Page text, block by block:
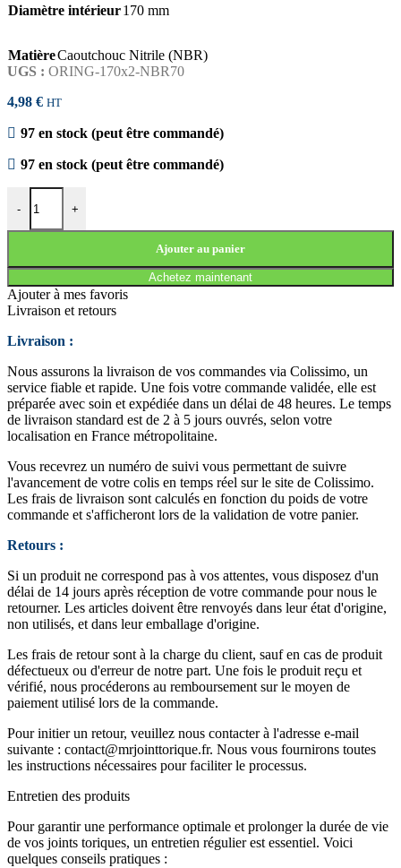
Diamètre intérieur170 mm
MatièreCaoutchouc Nitrile (NBR)
UGS : ORING-170x2-NBR70
4,98 € HT
97 en stock (peut être commandé)
97 en stock (peut être commandé)
-
quantité de JOINT TORIQUE 170x2 NBR70
+
Ajouter au panier
Achetez maintenant
Ajouter à mes favoris
Livraison et retours
Livraison :
Nous assurons la livraison de vos commandes via Colissimo, un
service fiable et rapide. Une fois votre commande validée, elle est
préparée avec soin et expédiée dans un délai de 48 heures. Le temps
de livraison standard est de 2 à 5 jours ouvrés, selon votre
localisation en France métropolitaine.
Vous recevrez un numéro de suivi vous permettant de suivre
l'avancement de votre colis en temps réel sur le site de Colissimo.
Les frais de livraison sont calculés en fonction du poids de votre
commande et s'afficheront lors de la validation de votre panier.
Retours :
Si un produit ne correspond pas à vos attentes, vous disposez d'un
délai de 14 jours après réception de votre commande pour nous le
retourner. Les articles doivent être renvoyés dans leur état d'origine,
non utilisés, et dans leur emballage d'origine.
Les frais de retour sont à la charge du client, sauf en cas de produit
défectueux ou d'erreur de notre part. Une fois le produit reçu et
vérifié, nous procéderons au remboursement sur le moyen de
paiement utilisé lors de la commande.
Pour initier un retour, veuillez nous contacter à l'adresse e-mail
suivante : contact@mrjointtorique.fr. Nous vous fournirons toutes
les instructions nécessaires pour faciliter le processus.
Entretien des produits
Pour garantir une performance optimale et prolonger la durée de vie
de vos joints toriques, un entretien régulier est essentiel. Voici
quelques conseils pratiques :